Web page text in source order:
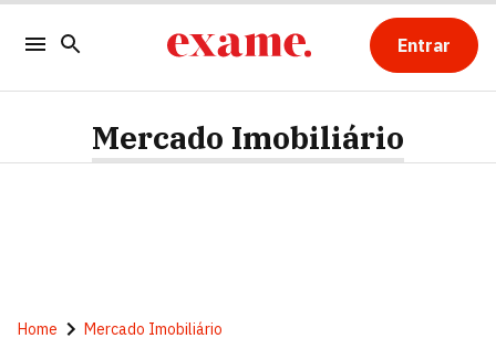
Entrar
Mercado Imobiliário
Home Mercado Imobiliário